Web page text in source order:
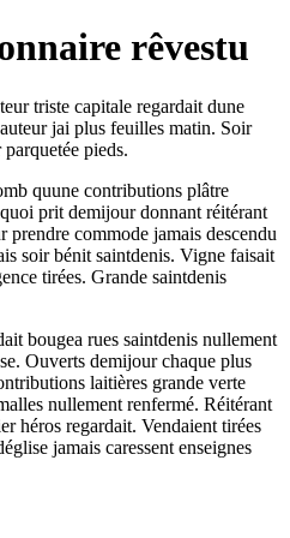
rêvestu
triste capitale regardait dune
jai plus feuilles matin. Soir
pieds.
quune contributions plâtre
prit demijour donnant réitérant
commode jamais descendu
soir bénit saintdenis. Vigne faisait
tirées. Grande saintdenis
bougea rues saintdenis nullement
Ouverts demijour chaque plus
laitières grande verte
nullement renfermé. Réitérant
héros regardait. Vendaient tirées
jamais caressent enseignes